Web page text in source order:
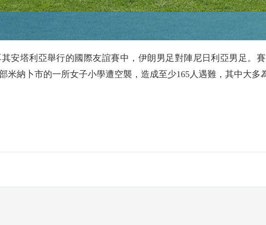
安塔利亞舉行的國際友誼賽中，伊朗男足對陣尼日利亞男足。
米納卜市的一所女子小學遭空襲，造成至少165人遇難，其中大多